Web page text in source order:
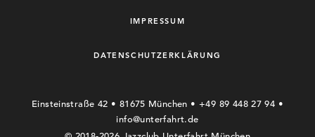
IMPRESSUM
DATENSCHUTZERKLÄRUNG
Einsteinstraße 42 • 81675 München • +49 89 448 27 94 •
info@unterfahrt.de